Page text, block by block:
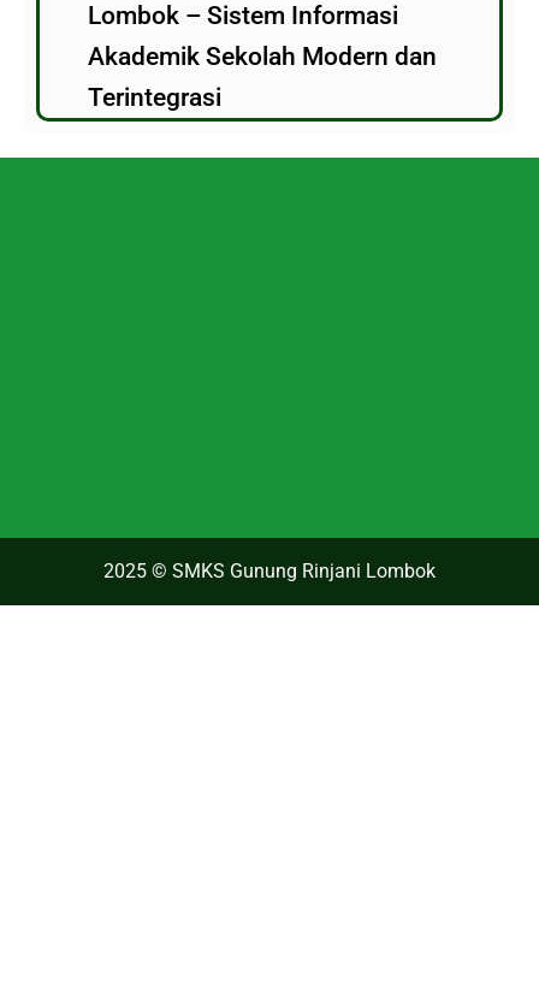
Lombok – Sistem Informasi
Akademik Sekolah Modern dan
Terintegrasi
2025 © SMKS Gunung Rinjani Lombok